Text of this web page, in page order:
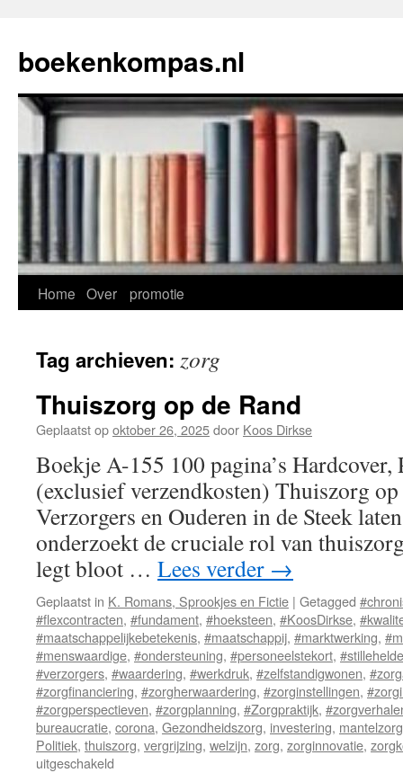
de
inhoud
boekenkompas.nl
Home Over promotie
Tag archieven: zorg
Thuiszorg op de Rand
Geplaatst opoktober 26, 2025door Koos Dirkse
Boekje A-155 100 pagina’s
(exclusief verzendkosten) Thuiszorg
Verzorgers en Ouderen in de Steek
onderzoekt de cruciale rol van
legt bloot … Lees verder →
Geplaatst in K. Romans, Sprookjes en Fictie | Getagged
#flexcontracten, #fundament, #hoeksteen, #KoosDirkse,
#maatschappelijkebetekenis, #maatschappij, #marktwerking,
#menswaardige, #ondersteuning, #personeelstekort,
#verzorgers, #waardering, #werkdruk, #zelfstandigwonen,
#zorgfinanciering, #zorgherwaardering, #zorginstellingen,
#zorgperspectieven, #zorgplanning, #Zorgpraktijk,
bureaucratie, corona, Gezondheidszorg, investering, mantelzorg
Politiek, thuiszorg, vergrijzing, welzijn, zorg, zorginnovatie,
uitgeschakeld